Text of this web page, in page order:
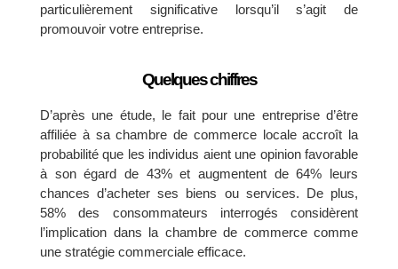
particulièrement significative lorsqu’il s’agit de
promouvoir votre entreprise.
Quelques chiffres
D’après une étude, le fait pour une entreprise d’être
affiliée à sa chambre de commerce locale accroît la
probabilité que les individus aient une opinion favorable
à son égard de 43% et augmentent de 64% leurs
chances d’acheter ses biens ou services. De plus,
58% des consommateurs interrogés considèrent
l’implication dans la chambre de commerce comme
une stratégie commerciale efficace.